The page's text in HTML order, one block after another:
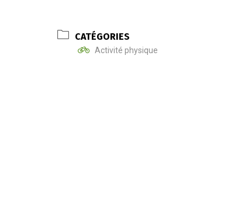
CATÉGORIES
Activité physique